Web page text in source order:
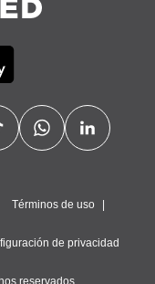
Términos de uso
de privacidad
reservados